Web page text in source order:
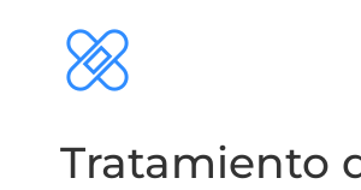
Tratamiento